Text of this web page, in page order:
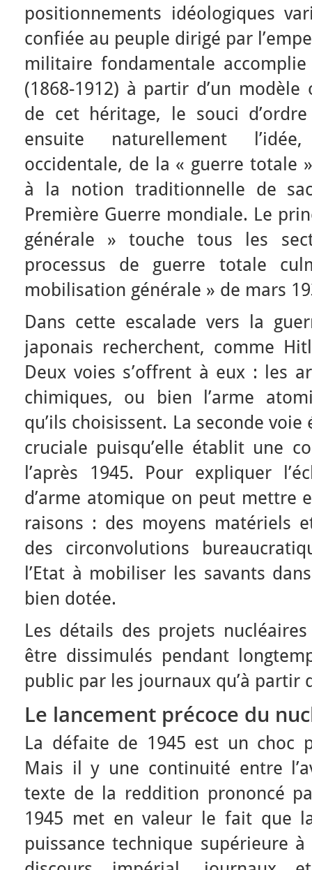
positionnements idéologiques
confiée au peuple dirigé par
militaire fondamentale
(1868-1912) à partir d’un
de cet héritage, le souci
ensuite naturellement
occidentale, de la « guerre totale
à la notion traditionnelle de
Première Guerre mondiale. Le
générale » touche tous les
processus de guerre totale
mobilisation générale » de mars
Dans cette escalade vers la
japonais recherchent, comme
Deux voies s’offrent à eux : les
chimiques, ou bien l’arme
qu’ils choisissent. La seconde voie
cruciale puisqu’elle établit une
l’après 1945. Pour expliquer
d’arme atomique on peut mettre
raisons : des moyens matériels
des circonvolutions
l’Etat à mobiliser les savants
bien dotée.
Les détails des projets
être dissimulés pendant
public par les journaux qu’à partir
Le lancement précoce du
La défaite de 1945 est un choc
Mais il y une continuité entre
texte de la reddition prononcé
1945 met en valeur le fait que
puissance technique supérieure